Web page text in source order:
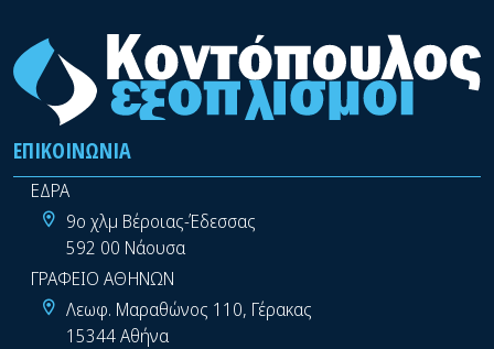
ΕΠΙΚΟΙΝΩΝΊΑ
ΕΔΡΑ
9ο χλμ Βέροιας-Έδεσσας
592 00 Νάουσα
ΓΡΑΦΕΙΟ ΑΘΗΝΩΝ
Λεωφ. Μαραθώνος 110, Γέρακας
15344 Αθήνα